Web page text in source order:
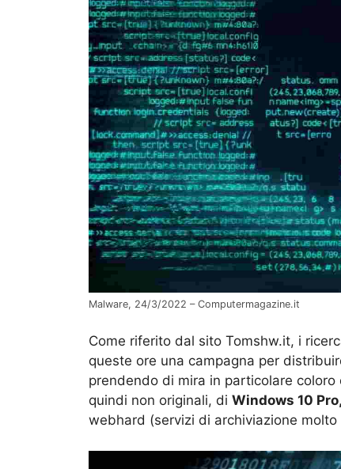
Malware, 24/3/2022 – Computermagazine.it
Come riferito dal sito Tomshw.it, i
queste ore una campagna per
prendendo di mira in particolare
quindi non originali, di Windows 10 Pro,
webhard (servizi di archiviazione